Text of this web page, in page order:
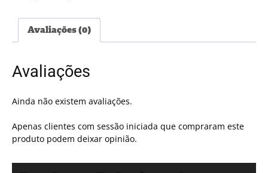
Avaliações (0)
Avaliações
Ainda não existem avaliações.
Apenas clientes com sessão iniciada que compraram este
produto podem deixar opinião.